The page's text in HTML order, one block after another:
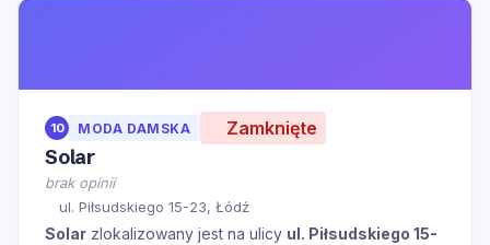
10 MODA DAMSKA Zamknięte
Solar
brak opinii
ul. Piłsudskiego 15-23, Łódź
Solar zlokalizowany jest na ulicy ul. Piłsudskiego 15-